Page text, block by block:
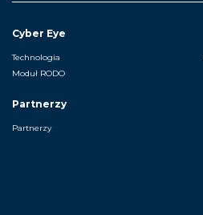
Cyber Eye
Technologia
Moduł RODO
Partnerzy
Partnerzy